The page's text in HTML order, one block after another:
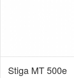
Stiga MT 500e